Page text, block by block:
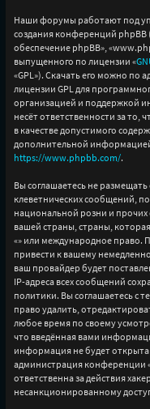
Наши форумы работают под
создания конференций
обеспечение phpBB»,
выпущенного по лицензии «
«GPL»). Скачать его можно по
лицензии GPL для
организацией и поддержкой
несёт ответственности за
в качестве допустимого
дополнительной
https://www.phpbb.com/.
Вы соглашаетесь не
клеветнических сообщений,
национальной розни и
вашей страны, страны,
«» или международное право.
привести к вашему
ваш провайдер будет
IP-адреса всех сообщений
политики. Вы соглашаетесь с
право удалить,
любое время по своему
что введённая вами
информация не будет
администрация конференции
ответственна за действия
несанкционированному